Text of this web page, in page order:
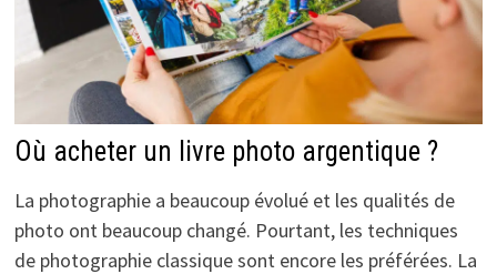
Où acheter un livre photo argentique ?
La photographie a beaucoup évolué et les qualités de
photo ont beaucoup changé. Pourtant, les techniques
de photographie classique sont encore les préférées. La